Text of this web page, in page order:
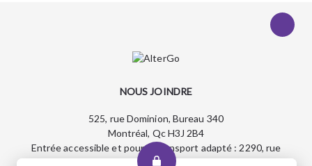
NOUS JOINDRE
525, rue Dominion, Bureau 340
Montréal, Qc H3J 2B4
Entrée accessible et pour le transport adapté : 2290, rue
Workman